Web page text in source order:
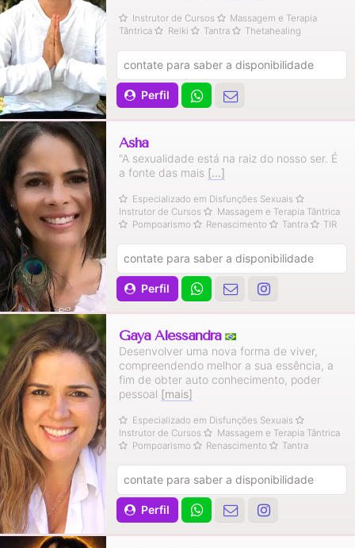
Instrutor de Cursos
Massagem e Terapia
Tântrica
Reiki Tantra Thetahealing
Perfil
contate para saber a disponibilidade
Asha
"A sexualidade está na raiz do nosso ser. É
a fonte das mais [...]
Especializado em Disfunções Sexuais
Instrutor de Cursos
Massagem e Terapia Tântrica
Pompoarismo
Renascimento Tantra TIR
Perfil
contate para saber a disponibilidade
Gaya Alessandra
Desenvolver uma nova forma de viver,
compreendendo melhor a sua essência, a
fim de obter auto conhecimento, poder
pessoal [mais]
Especializado em Disfunções Sexuais
Instrutor de Cursos
Massagem e Terapia Tântrica
Pompoarismo
Renascimento Tantra
Perfil
contate para saber a disponibilidade